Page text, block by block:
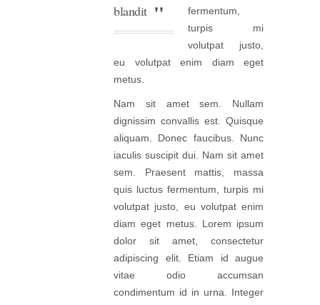
blandit
fermentum,
turpis mi
volutpat justo,
eu volutpat enim diam eget
metus.
Nam sit amet sem. Nullam
dignissim convallis est. Quisque
aliquam. Donec faucibus. Nunc
iaculis suscipit dui. Nam sit amet
sem. Praesent mattis, massa
quis luctus fermentum, turpis mi
volutpat justo, eu volutpat enim
diam eget metus. Lorem ipsum
dolor sit amet, consectetur
adipiscing elit. Etiam id augue
vitae odio accumsan
condimentum id in urna. Integer